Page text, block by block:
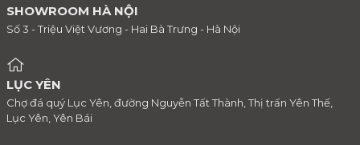
SHOWROOM HÀ NỘI
Số 3 - Triệu Việt Vương - Hai Bà Trưng - Hà Nội
LỤC YÊN
Chợ đá quý Lục Yên, đường Nguyễn Tất Thành, Thị trấn Yên Thế,
Lục Yên, Yên Bái